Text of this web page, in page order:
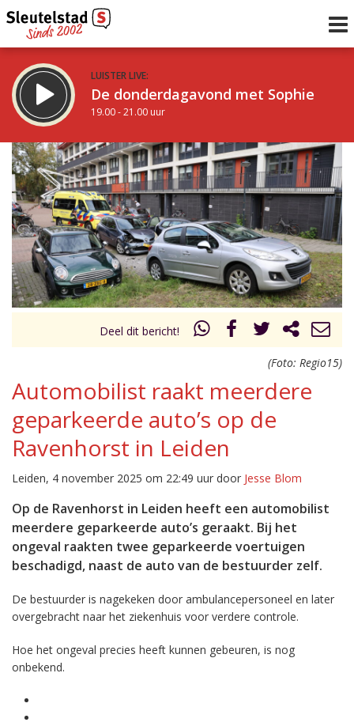
LUISTER LIVE:
De donderdagavond met Sophie
19.00 - 21.00 uur
STRAKS:
De avond van Sleutelstad
21.00 - 0.00 uur
Vorig uur
uur 1 van 0 Volgend uur
Inklappen
Deel dit bericht!
(Foto: Regio15)
Automobilist raakt meerdere
geparkeerde auto’s op de
Ravenhorst in Leiden
Leiden, 4 november 2025 om 22:49 uur door Jesse Blom
Op de Ravenhorst in Leiden heeft een automobilist
meerdere geparkeerde auto’s geraakt. Bij het
ongeval raakten twee geparkeerde voertuigen
beschadigd, naast de auto van de bestuurder zelf.
De bestuurder is nagekeken door ambulancepersoneel en later
overgebracht naar het ziekenhuis voor verdere controle.
Hoe het ongeval precies heeft kunnen gebeuren, is nog
onbekend.